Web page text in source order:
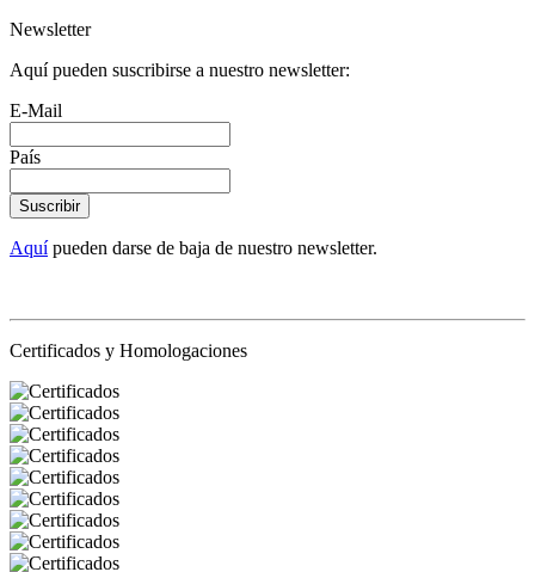
Newsletter
Aquí pueden suscribirse a nuestro newsletter:
E-Mail
País
Suscribir
Aquípueden darse de baja de nuestro newsletter.
Certificados y Homologaciones